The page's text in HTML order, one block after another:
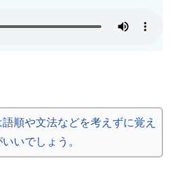
順や文法などを考えずに覚え
いでしょう。